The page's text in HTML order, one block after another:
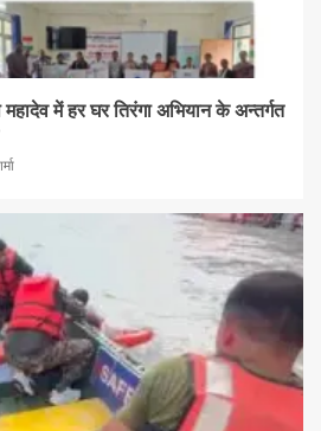
महादेव में हर घर तिरंगा अभियान के अन्तर्गत